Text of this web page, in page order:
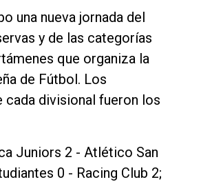
una nueva jornada del
y de las categorías
que organiza la
de Fútbol. Los
cada divisional fueron los
Juniors 2 - Atlético San
0 - Racing Club 2;